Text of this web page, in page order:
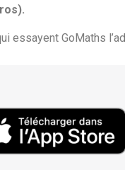
essayent GoMaths